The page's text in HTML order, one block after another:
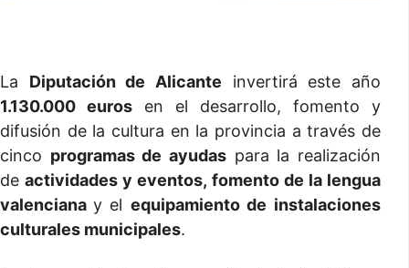
La Diputación de Alicante invertirá este año
1.130.000 euros en el desarrollo, fomento y
difusión de la cultura en la provincia a través de
cinco programas de ayudas para la realización
deactividades y eventos, fomento de la lengua
valencianay el equipamiento de instalaciones
culturales municipales.